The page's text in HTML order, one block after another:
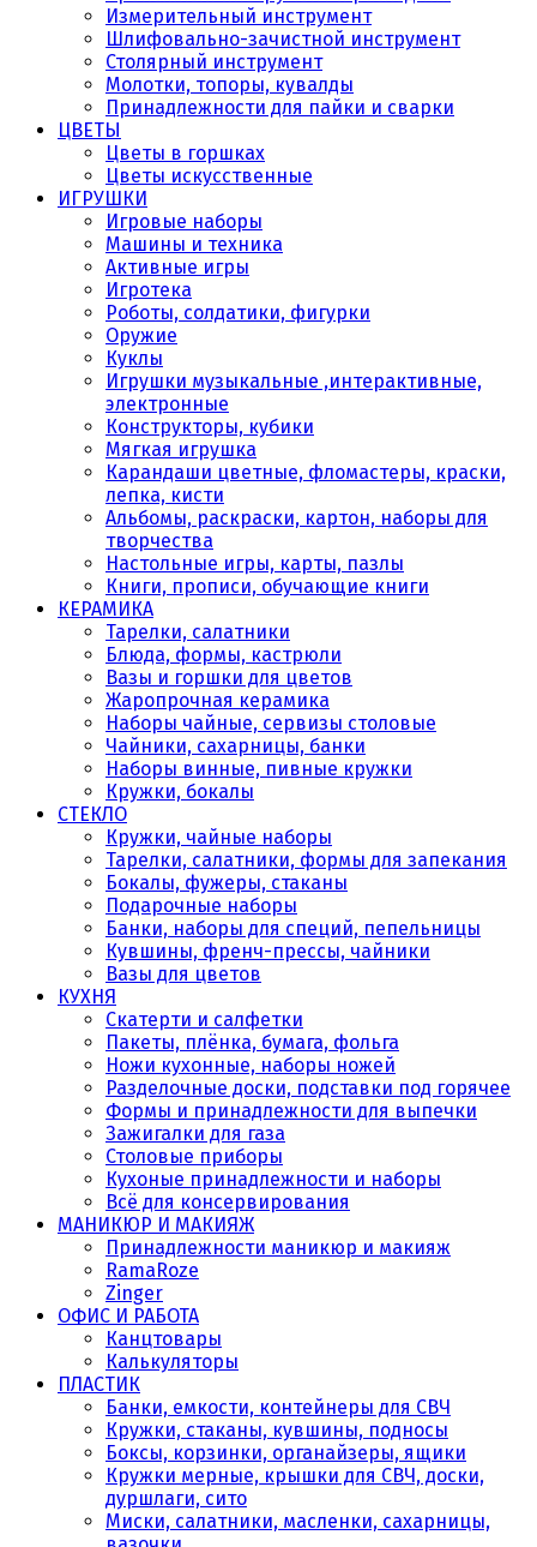
Измерительный инструмент
Шлифовально-зачистной инструмент
Столярный инструмент
Молотки, топоры, кувалды
Принадлежности для пайки и сварки
ЦВЕТЫ
Цветы в горшках
Цветы искусственные
ИГРУШКИ
Игровые наборы
Машины и техника
Активные игры
Игротека
Роботы, солдатики, фигурки
Оружие
Куклы
Игрушки музыкальные ,интерактивные,
электронные
Конструкторы, кубики
Мягкая игрушка
Карандаши цветные, фломастеры, краски,
лепка, кисти
Альбомы, раскраски, картон, наборы для
творчества
Настольные игры, карты, пазлы
Книги, прописи, обучающие книги
КЕРАМИКА
Тарелки, салатники
Блюда, формы, кастрюли
Вазы и горшки для цветов
Жаропрочная керамика
Наборы чайные, сервизы столовые
Чайники, сахарницы, банки
Наборы винные, пивные кружки
Кружки, бокалы
СТЕКЛО
Кружки, чайные наборы
Тарелки, салатники, формы для запекания
Бокалы, фужеры, стаканы
Подарочные наборы
Банки, наборы для специй, пепельницы
Кувшины, френч-прессы, чайники
Вазы для цветов
КУХНЯ
Скатерти и салфетки
Пакеты, плёнка, бумага, фольга
Ножи кухонные, наборы ножей
Разделочные доски, подставки под горячее
Формы и принадлежности для выпечки
Зажигалки для газа
Столовые приборы
Кухоные принадлежности и наборы
Всё для консервирования
МАНИКЮР И МАКИЯЖ
Принадлежности маникюр и макияж
RamaRoze
Zinger
ОФИС И РАБОТА
Канцтовары
Калькуляторы
ПЛАСТИК
Банки, емкости, контейнеры для СВЧ
Кружки, стаканы, кувшины, подносы
Боксы, корзинки, органайзеры, ящики
Кружки мерные, крышки для СВЧ, доски,
дуршлаги, сито
Миски, салатники, масленки, сахарницы,